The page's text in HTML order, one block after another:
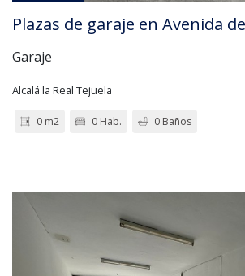
Plazas de garaje en Avenida
Garaje
Alcalá la Real Tejuela
0 m2 0 Hab. 0 Baños